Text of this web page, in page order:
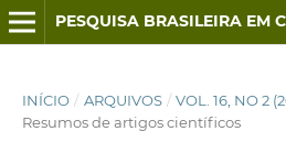
INÍCIO / ARQUIVOS / VOL. 16, NO 2
Resumos de artigos científicos